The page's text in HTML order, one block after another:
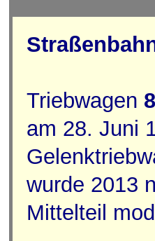
Triebwagen
am 28. Juni
wurde 2013
Mittelteil